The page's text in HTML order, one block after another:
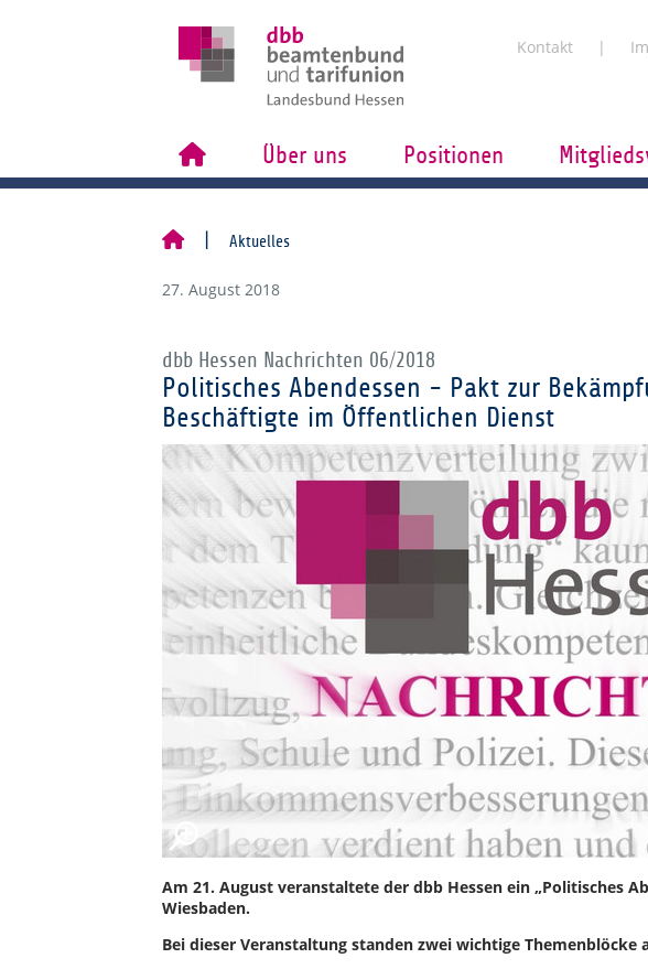
Kontakt
Über uns Positionen
Aktuelles
27. August 2018
dbb Hessen Nachrichten 06/2018
Politisches Abendessen - Pakt zur
Beschäftigte im Öffentlichen Dienst
Am 21. August veranstaltete der dbb Hessen ein „Politisches
Wiesbaden.
Bei dieser Veranstaltung standen zwei wichtige Themenblöcke